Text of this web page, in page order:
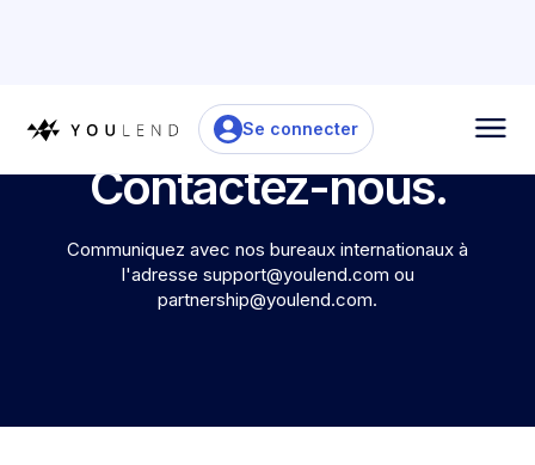
Se connecter
Contactez-nous.
Communiquez avec nos bureaux internationaux à
l'adresse support@youlend.com ou
partnership@youlend.com.